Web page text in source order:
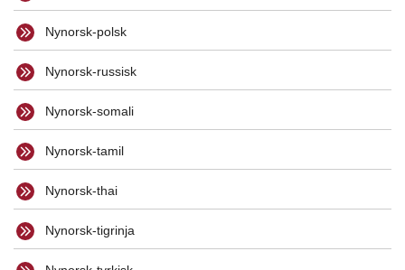
Nynorsk-polsk
Nynorsk-russisk
Nynorsk-somali
Nynorsk-tamil
Nynorsk-thai
Nynorsk-tigrinja